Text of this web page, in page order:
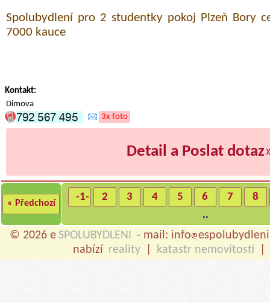
Spolubydlení pro 2 studentky pokoj Plzeň Bory
7000 kauce
Kontakt:
Dimova
3x foto
Detail a Poslat dotaz
« Předchozí
-1- 2 3 4 5 6 7
8
..
© 2026 e SPOLUBYDLENI - mail: info
nabízí reality katastr nemovitostí